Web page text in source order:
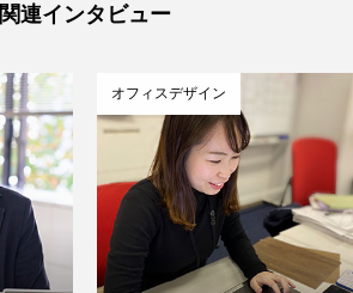
関連インタビュー
オフィスデザイン